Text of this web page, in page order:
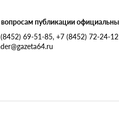
публикации
69-51-85, +7 (8452) 72-24-12